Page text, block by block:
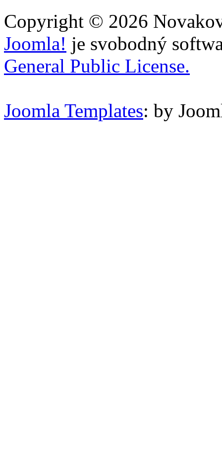
Copyright © 2026
Joomla! je svobodný
General Public License.
Joomla Templates: by